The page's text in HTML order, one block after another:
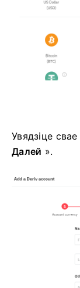
Увядзіце свае
Далей ».